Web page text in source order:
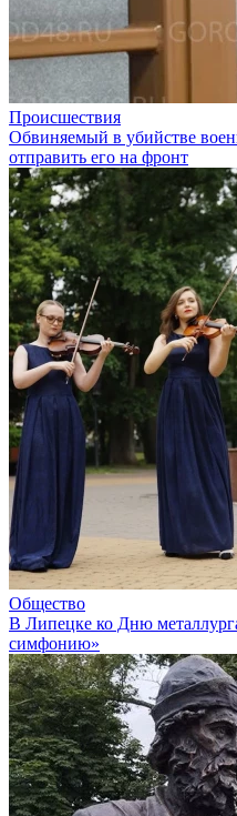
Происшествия
Обвиняемый в убийстве
отправить его на фронт
Общество
В Липецке ко Дню
симфонию»